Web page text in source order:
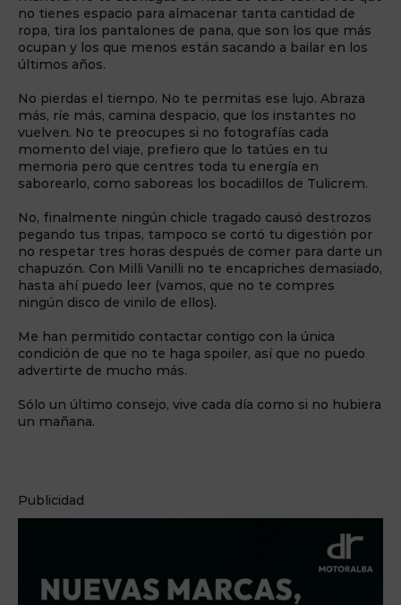
no tienes espacio para almacenar tanta cantidad de
ropa, tira los pantalones de pana, que son los que más
ocupan y los que menos están sacando a bailar en los
últimos años.
No pierdas el tiempo. No te permitas ese lujo. Abraza
más, ríe más, camina despacio, que los instantes no
vuelven. No te preocupes si no fotografías cada
momento del viaje, prefiero que lo tatúes en tu
memoria pero que centres toda tu energía en
saborearlo, como saboreas los bocadillos de Tulicrem.
No, finalmente ningún chicle tragado causó destrozos
pegando tus tripas, tampoco se cortó tu digestión por
no respetar tres horas después de comer para darte un
chapuzón. Con Milli Vanilli no te encapriches demasiado,
hasta ahí puedo leer (vamos, que no te compres
ningún disco de vinilo de ellos).
Me han permitido contactar contigo con la única
condición de que no te haga spoiler, así que no puedo
advertirte de mucho más.
Sólo un último consejo, vive cada día como si no hubiera
un mañana.
Publicidad